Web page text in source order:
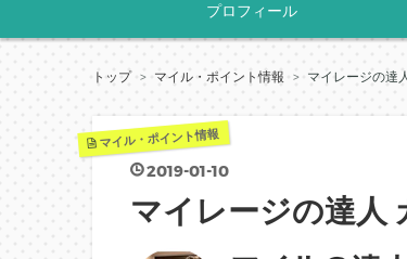
プロフィール
トップ > マイル・ポイント情報 > マイレージの達
2019-01-10
マイレージの達人
マイル・ポイント情報